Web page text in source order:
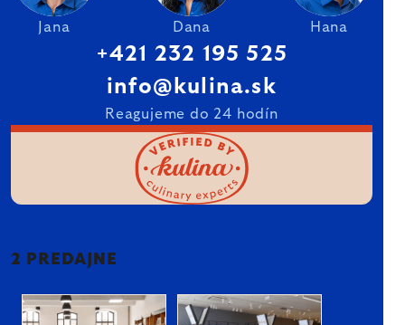
Jana Dana Hana
+421 232 195 525
info@kulina.sk
Reagujeme do 24 hodín
2 PREDAJNE